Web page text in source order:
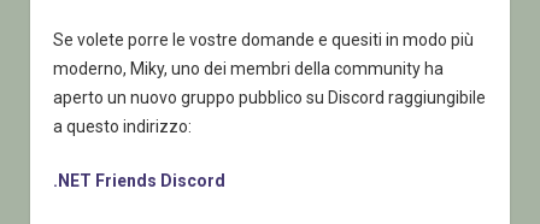
Se volete porre le vostre domande e quesiti in modo più
moderno, Miky, uno dei membri della community ha
aperto un nuovo gruppo pubblico su Discord raggiungibile
a questo indirizzo:
.NET Friends Discord